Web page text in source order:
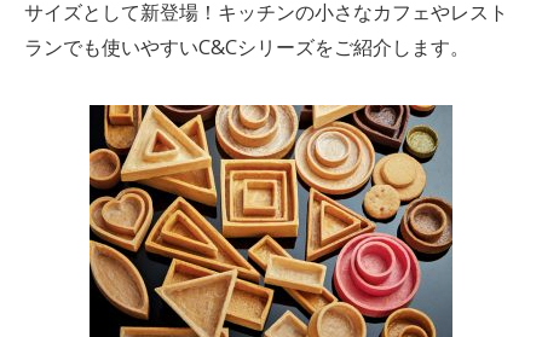
サイズとして新登場！キッチンの小さなカフェやレスト
ランでも使いやすいC&Cシリーズをご紹介します。